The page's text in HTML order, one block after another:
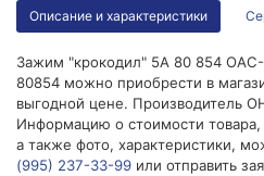
Описание и характеристики
Зажим "крокодил" 5А 80 854
80854 можно приобрести в
выгодной цене. Производитель
Информацию о стоимости товара,
а также фото, характеристики,
(995) 237-33-99 или отправить